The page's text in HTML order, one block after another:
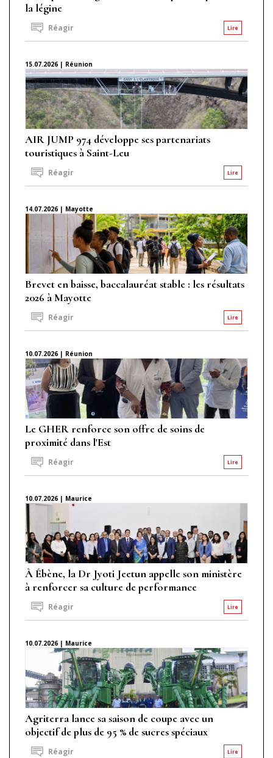
la légine
Lire
Réagir
15.07.2026 | Réunion
AIR JUMP 974 développe ses partenariats
touristiques à Saint-Leu
Lire
Réagir
14.07.2026 | Mayotte
Brevet en baisse, baccalauréat stable : les résultats
2026 à Mayotte
Lire
Réagir
10.07.2026 | Réunion
Le GHER renforce son offre de soins de
proximité dans l'Est
Lire
Réagir
10.07.2026 | Maurice
À Ébène, la Dr Jyoti Jeetun appelle son ministère
à renforcer sa culture de performance
Lire
Réagir
10.07.2026 | Maurice
Agriterra lance sa saison de coupe avec un
objectif de plus de 95 % de sucres spéciaux
Lire
Réagir